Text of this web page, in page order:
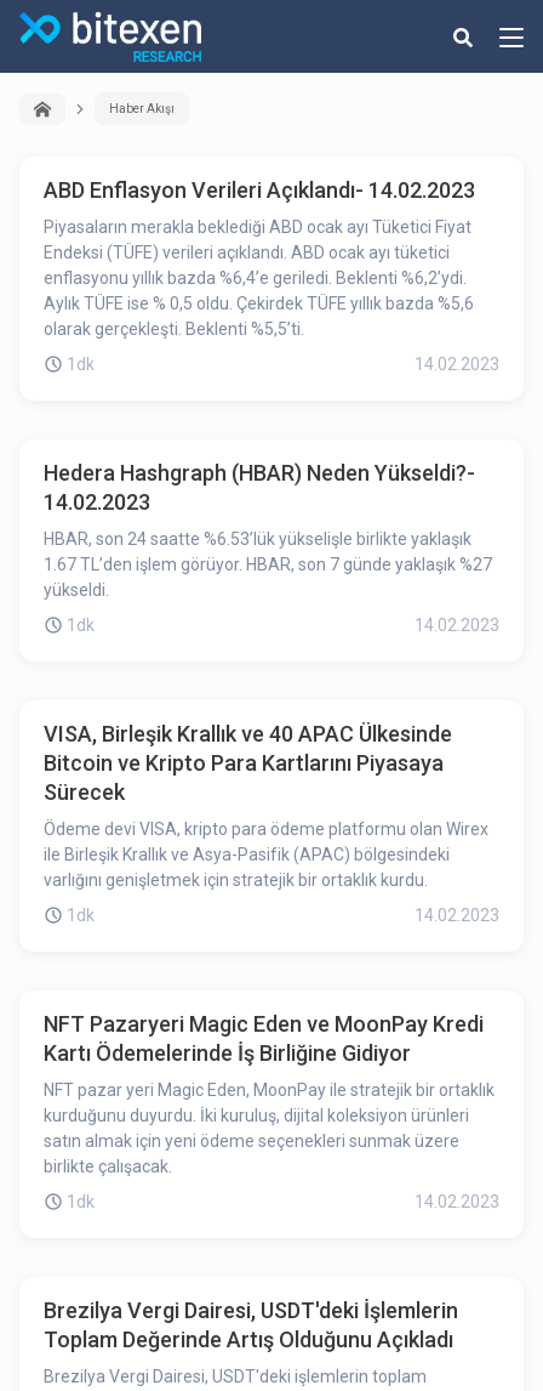
Haber Akışı
ABD Enflasyon Verileri Açıklandı- 14.02.2023
Piyasaların merakla beklediği ABD ocak ayı Tüketici Fiyat
Endeksi (TÜFE) verileri açıklandı. ABD ocak ayı tüketici
enflasyonu yıllık bazda %6,4’e geriledi. Beklenti %6,2’ydi.
Aylık TÜFE ise % 0,5 oldu. Çekirdek TÜFE yıllık bazda %5,6
olarak gerçekleşti. Beklenti %5,5’ti.
1dk
14.02.2023
Hedera Hashgraph (HBAR) Neden Yükseldi?-
14.02.2023
HBAR, son 24 saatte %6.53’lük yükselişle birlikte yaklaşık
1.67 TL’den işlem görüyor. HBAR, son 7 günde yaklaşık %27
yükseldi.
1dk
14.02.2023
VISA, Birleşik Krallık ve 40 APAC Ülkesinde
Bitcoin ve Kripto Para Kartlarını Piyasaya
Sürecek
Ödeme devi VISA, kripto para ödeme platformu olan Wirex
ile Birleşik Krallık ve Asya-Pasifik (APAC) bölgesindeki
varlığını genişletmek için stratejik bir ortaklık kurdu.
1dk
14.02.2023
NFT Pazaryeri Magic Eden ve MoonPay Kredi
Kartı Ödemelerinde İş Birliğine Gidiyor
NFT pazar yeri Magic Eden, MoonPay ile stratejik bir ortaklık
kurduğunu duyurdu. İki kuruluş, dijital koleksiyon ürünleri
satın almak için yeni ödeme seçenekleri sunmak üzere
birlikte çalışacak.
1dk
14.02.2023
Brezilya Vergi Dairesi, USDT'deki İşlemlerin
Toplam Değerinde Artış Olduğunu Açıkladı
Brezilya Vergi Dairesi, USDT'deki işlemlerin toplam